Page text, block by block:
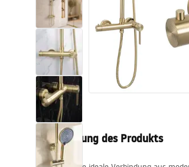
Badarmaturen
Duschen
Kitchen
Badezimmerzubehör und Möbel
Beschreibung des Produkts